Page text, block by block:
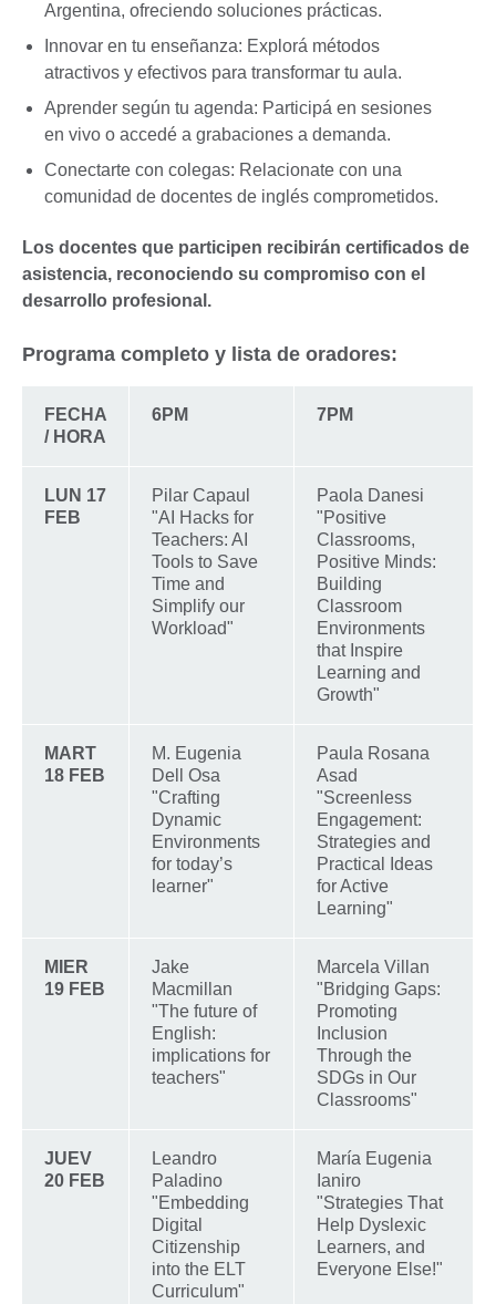
Argentina, ofreciendo soluciones prácticas.
Innovar en tu enseñanza: Explorá métodos
atractivos y efectivos para transformar tu aula.
Aprender según tu agenda: Participá en sesiones
en vivo o accedé a grabaciones a demanda.
Conectarte con colegas: Relacionate con una
comunidad de docentes de inglés comprometidos.
Los docentes que participen recibirán certificados de
asistencia, reconociendo su compromiso con el
desarrollo profesional.
Programa completo y lista de oradores:
FECHA
/ HORA
6PM 7PM
LUN 17
FEB
Pilar Capaul
"AI Hacks for
Teachers: AI
Tools to Save
Time and
Simplify our
Workload"
Paola Danesi
"Positive
Classrooms,
Positive Minds:
Building
Classroom
Environments
that Inspire
Learning and
Growth"
MART
18 FEB
M. Eugenia
Dell Osa
"Crafting
Dynamic
Environments
for today’s
learner"
Paula Rosana
Asad
"Screenless
Engagement:
Strategies and
Practical Ideas
for Active
Learning"
MIER
19 FEB
Jake
Macmillan
"The future of
English:
implications for
teachers"
Marcela Villan
"Bridging Gaps:
Promoting
Inclusion
Through the
SDGs in Our
Classrooms"
JUEV
20 FEB
Leandro
Paladino
"Embedding
Digital
Citizenship
into the ELT
Curriculum"
María Eugenia
Ianiro
"Strategies That
Help Dyslexic
Learners, and
Everyone Else!"